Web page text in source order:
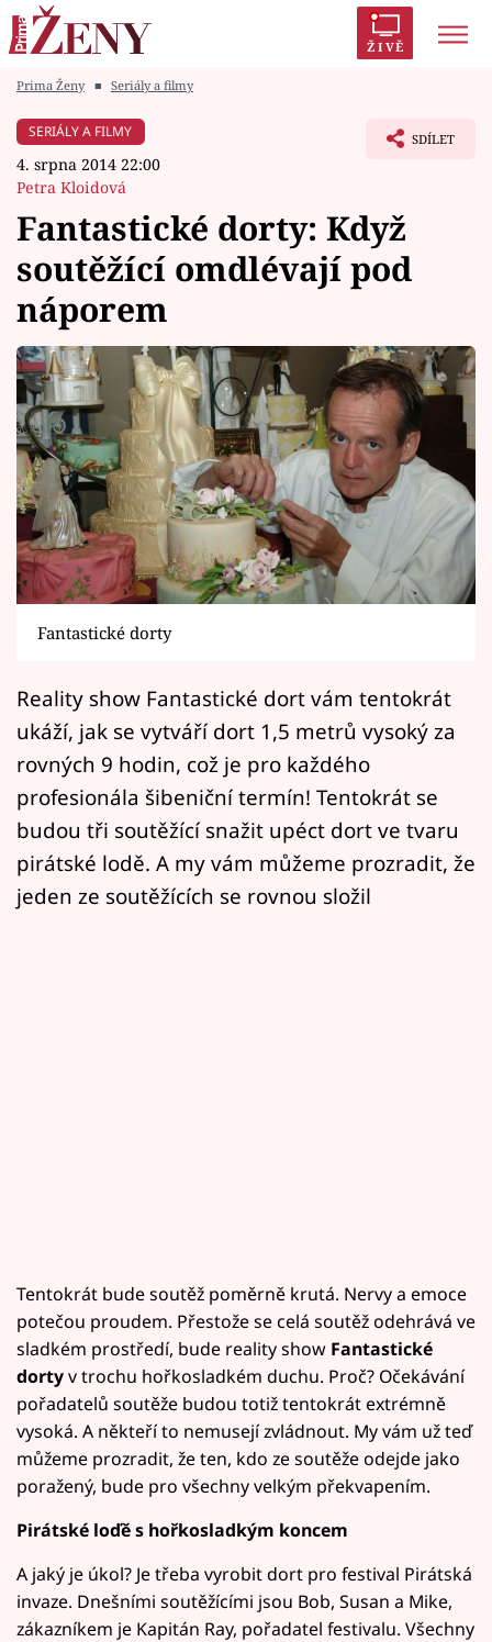
ŽIVĚ
Módní alarm
Témata
Celebrity
Vztahy
Seriály
Horoskopy
Sledujte prima+
Filmový festival Karlovy Vary
Mámy sobě
Přihlášení
Sledujte nás
Prima Ženy ■ Seriály a filmy
SERIÁLY A FILMY
4. srpna 2014 22:00
Petra Kloidová
SDÍLET
Fantastické dorty: Když
soutěžící omdlévají pod
náporem
Fantastické dorty
Reality show Fantastické dort vám tentokrát
ukáží, jak se vytváří dort 1,5 metrů vysoký za
rovných 9 hodin, což je pro každého
profesionála šibeniční termín! Tentokrát se
budou tři soutěžící snažit upéct dort ve tvaru
pirátské lodě. A my vám můžeme prozradit, že
jeden ze soutěžících se rovnou složil
Tentokrát bude soutěž poměrně krutá. Nervy a emoce
potečou proudem. Přestože se celá soutěž odehrává ve
sladkém prostředí, bude reality show Fantastické
dortyv trochu hořkosladkém duchu. Proč? Očekávání
pořadatelů soutěže budou totiž tentokrát extrémně
vysoká. A někteří to nemusejí zvládnout. My vám už teď
můžeme prozradit, že ten, kdo ze soutěže odejde jako
poražený, bude pro všechny velkým překvapením.
Pirátské loďě s hořkosladkým koncem
A jaký je úkol? Je třeba vyrobit dort pro festival Pirátská
invaze. Dnešními soutěžícími jsou Bob, Susan a Mike,
zákazníkem je Kapitán Ray, pořadatel festivalu. Všechny